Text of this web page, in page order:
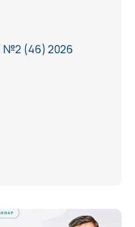
(46) 2026